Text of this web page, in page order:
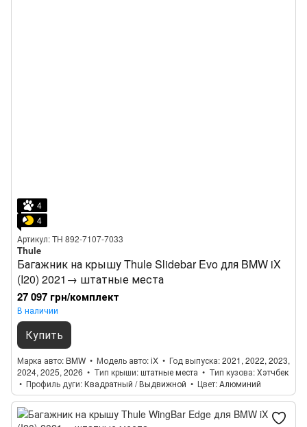
4
4
Артикул: TH 892-7107-7033
Thule
Багажник на крышу Thule Slidebar Evo для BMW iX
(I20) 2021→ штатные места
27 097 грн/комплект
В наличии
Купить
Марка авто BMW Модель авто iX Год выпуска 2021, 2022, 2023,
2024, 2025, 2026
Тип крыши штатные места Тип кузова Хэтчбек
Профиль дуги Квадратный / Выдвижной Цвет Алюминий